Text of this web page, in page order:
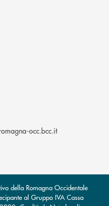
posta elettronica)
occ.bcc.it(si apre l’app
della Romagna Occidentale
al Gruppo IVA Cassa